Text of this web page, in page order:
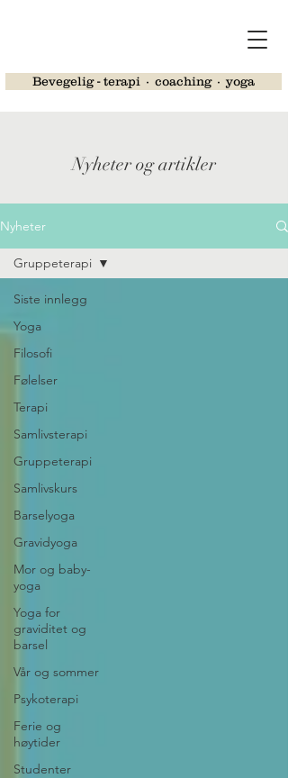
Bevegelig - terapi ∙ coaching ∙ yoga
Nyheter og artikler
Nyheter
Siste innlegg
Yoga
Filosofi
Følelser
Terapi
Samlivsterapi
Gruppeterapi
Samlivskurs
Barselyoga
Gravidyoga
Mor og baby-
yoga
Yoga for
graviditet og
barsel
Vår og sommer
Psykoterapi
Ferie og
høytider
Studenter
Gruppeterapi